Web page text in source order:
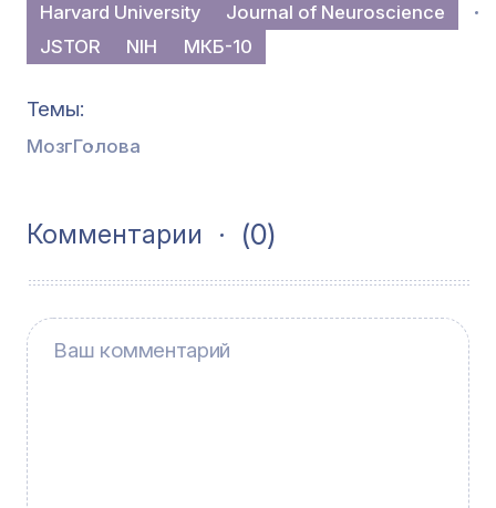
Harvard University
Journal of Neuroscience
JSTOR
NIH МКБ-10
Темы
МозгГолова
Комментарии (0)